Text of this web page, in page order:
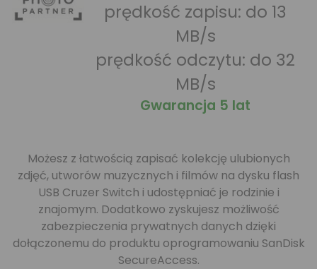
prędkość zapisu: do 13
MB/s
prędkość odczytu: do 32
MB/s
Gwarancja 5 lat
Możesz z łatwością zapisać kolekcję ulubionych
zdjęć, utworów muzycznych i filmów na dysku flash
USB Cruzer Switch i udostępniać je rodzinie i
znajomym. Dodatkowo zyskujesz możliwość
zabezpieczenia prywatnych danych dzięki
dołączonemu do produktu oprogramowaniu SanDisk
SecureAccess.